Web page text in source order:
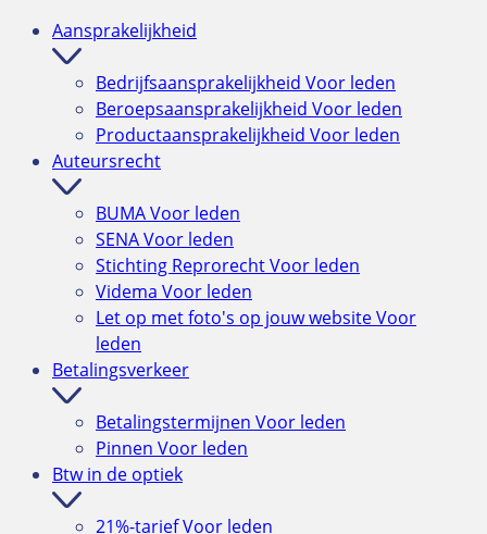
Aansprakelijkheid
Bedrijfsaansprakelijkheid Voor leden
Beroepsaansprakelijkheid Voor leden
Productaansprakelijkheid Voor leden
Auteursrecht
BUMAVoor leden
SENAVoor leden
Stichting ReprorechtVoor leden
Videma Voor leden
Let op met foto's op jouw websiteVoor
leden
Betalingsverkeer
Betalingstermijnen Voor leden
Pinnen Voor leden
Btw in de optiek
21%-tariefVoor leden